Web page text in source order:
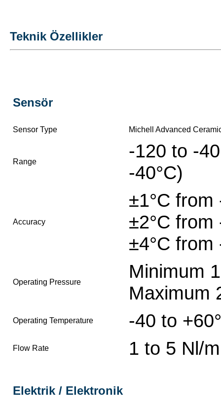
Teknik Özellikler
Sensör
Sensor Type Michell Advanced
Range
-120 to -
-40°C)
Accuracy
±1°C from
±2°C from
±4°C
Operating Pressure
Minimum
Maximum
Operating Temperature -40 to
Flow Rate 1 to 5 Nl/
Elektrik / Elektronik